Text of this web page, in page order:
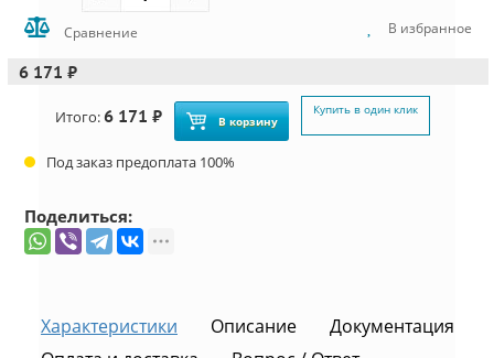
Сравнение В избранное
6 171 ₽
Итого:6 171 ₽ В корзину
Купить в один клик
Под заказ предоплата 100%
Поделиться:
Характеристики Описание
Документация